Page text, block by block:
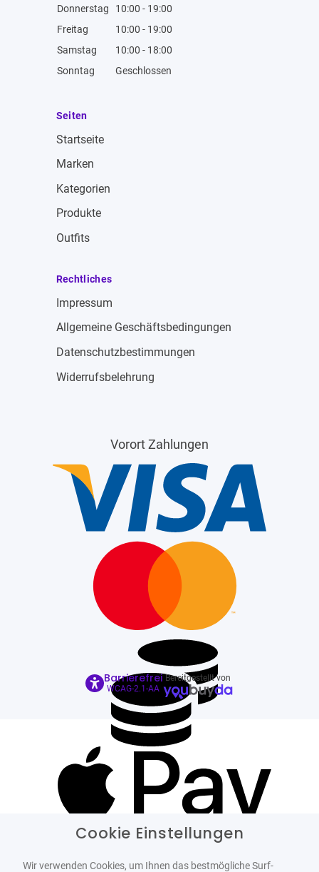
Donnerstag
10:00 - 19:00
Freitag
10:00 - 19:00
Samstag
10:00 - 18:00
Sonntag
Geschlossen
Seiten
Startseite
Marken
Kategorien
Produkte
Outfits
Rechtliches
Impressum
Allgemeine Geschäftsbedingungen
Datenschutzbestimmungen
Widerrufsbelehrung
Vorort Zahlungen
Barrierefrei
WCAG-2.1-AA
Bereitgestellt von
Cookie Einstellungen
Wir verwenden Cookies, um Ihnen das bestmögliche Surf-